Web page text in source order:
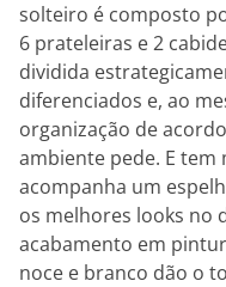
solteiro é composto
6 prateleiras e 2
dividida
diferenciados e, ao
organização de
ambiente pede. E tem
acompanha um
os melhores looks no
acabamento em
noce e branco dão o